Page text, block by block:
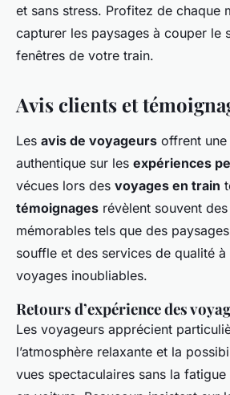
et sans stress. Profitez de chaque
capturer les paysages à couper le
fenêtres de votre train.
Avis clients et
Les avis de voyageurs offrent
authentique sur les expériences
vécues lors des voyages en train
témoignages révèlent souvent
mémorables tels que des
souffle et des services de qualité
voyages inoubliables.
Retours d’expérience des
Les voyageurs apprécient
l’atmosphère relaxante et la
vues spectaculaires sans la